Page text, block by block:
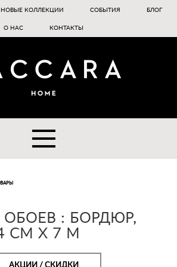
НОВЫЕ КОЛЛЕКЦИИ СОБЫТИЯ БЛОГ
О НАС КОНТАКТЫ
: БОРДЮР,
CM X 7 M
АКЦИИ / СКИДКИ